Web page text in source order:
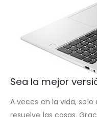
Sea la mejor
A veces en la vida,